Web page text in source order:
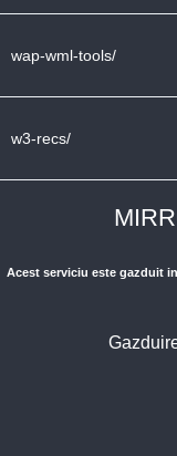
wap-wml-tools/
w3-recs/
Acest serviciu este gazduit